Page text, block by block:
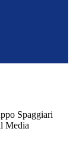
Spaggiari
Media